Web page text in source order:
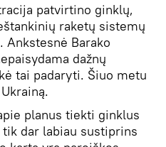
patvirtino ginklų,
raketų sistemų
Barako
dažnų
tai padaryti. Šiuo metu
planus tiekti ginklus
dar labiau sustiprins